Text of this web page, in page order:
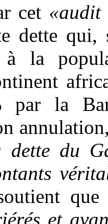
cet «audit
dette
à la
par la
dette du
et